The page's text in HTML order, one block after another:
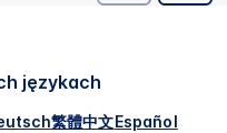
językach
繁體中文Español